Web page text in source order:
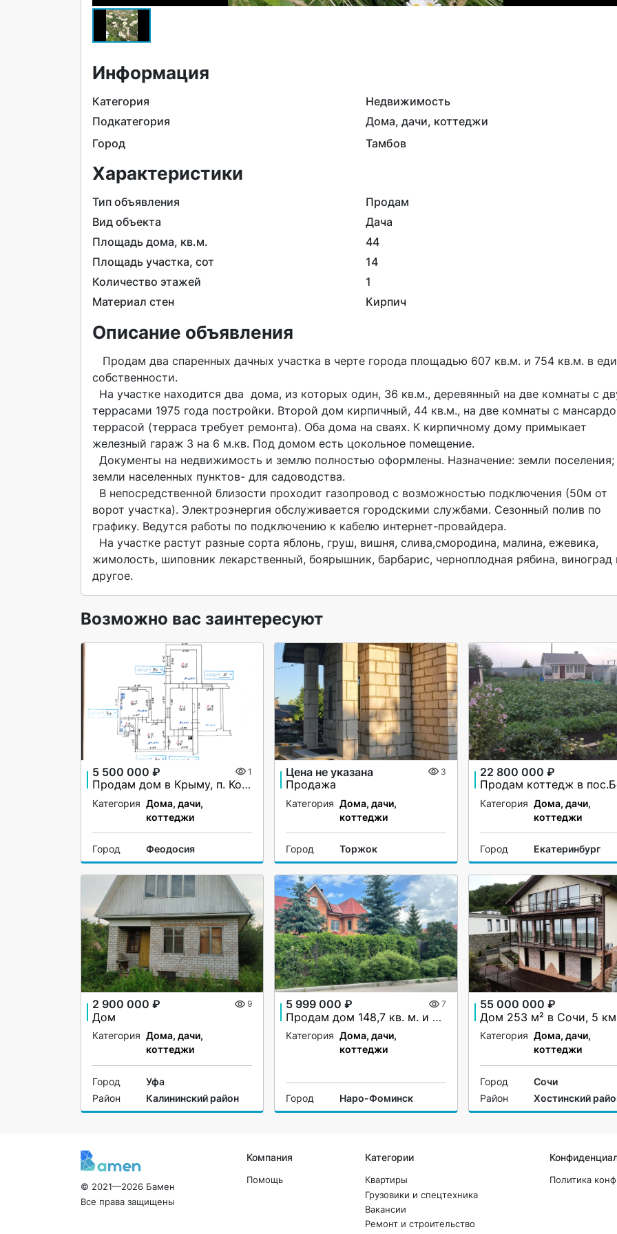
Информация
Категория
Недвижимость
Подкатегория
Дома, дачи, коттеджи
Город
Тамбов
Характеристики
Тип объявления
Продам
Вид объекта
Дача
Площадь дома, кв.м.
44
Площадь участка, сот
14
Количество этажей
1
Материал стен
Кирпич
Описание объявления
собственности.
террасами 1975 года постройки. Второй дом кирпичный, 44 кв.м., на две комнаты с
террасой (терраса требует ремонта). Оба дома на сваях. К кирпичному дому примыкает
железный гараж 3 на 6 м.кв. Под домом есть цокольное помещение.
земли населенных пунктов- для садоводства.
ворот участка). Электроэнергия обслуживается городскими службами. Сезонный полив по
графику. Ведутся работы по подключению к кабелю интернет-провайдера.
жимолость, шиповник лекарственный, боярышник, барбарис, черноплодная рябина, виноград
другое.
Возможно вас заинтересуют
5 500 000 ₽ 1
Продам дом в Крыму, п. Коктебель
Категория Дома, дачи,
коттеджи
Город Феодосия
Цена не указана 3
Продажа
Категория Дома, дачи,
коттеджи
Город Торжок
22 800 000 ₽
Категория Дома, дачи,
коттеджи
Город Екатеринбург
2 900 000 ₽ 9
Дом
Категория Дома, дачи,
коттеджи
Город
Уфа
Район
Калининский район
5 999 000 ₽ 7
Продам дом 148,7 кв. м. и землю 19,27 соток
Категория Дома, дачи,
коттеджи
Город Наро-Фоминск
55 000 000 ₽
Категория Дома, дачи,
коттеджи
Город
Сочи
Район
Хостинский
© 2021—2026 Бамен
Все права защищены
Компания
Помощь
Категории
Квартиры
Грузовики и спецтехника
Вакансии
Ремонт и строительство
Политика